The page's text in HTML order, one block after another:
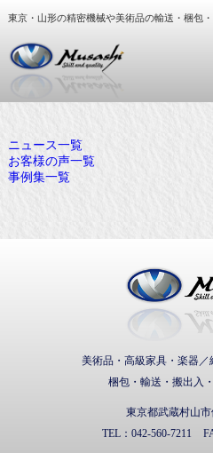
東京・山形の精密機械や美術品の輸送・梱包
大型精密機械
ニュース一覧
お客様の声一覧
事例集一覧
美術品・高級家具・楽器
梱包・輸送・搬出入
東京都武蔵村山市
TEL： 042-560-7211